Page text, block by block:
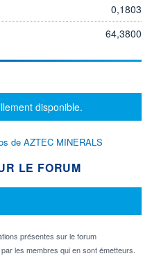
0,1803
64,3800
disponible.
de AZTEC MINERALS
LE FORUM
présentes sur le forum
les membres qui en sont émetteurs.